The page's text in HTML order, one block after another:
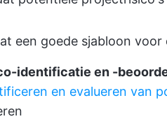
een goede sjabloon
identificatie en -
en evalueren van